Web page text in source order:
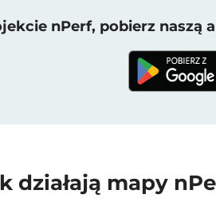
nPerf, pobierz naszą
działają mapy